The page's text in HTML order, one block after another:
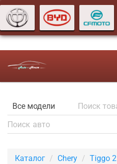
Каталог Chery
Tiggo 2